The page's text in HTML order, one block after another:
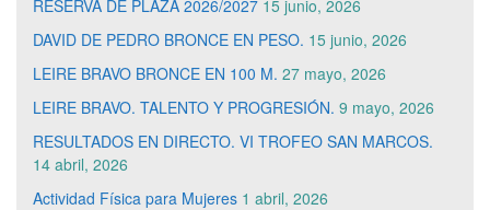
RESERVA DE PLAZA 2026/2027 15 junio, 2026
DAVID DE PEDRO BRONCE EN PESO. 15 junio, 2026
LEIRE BRAVO BRONCE EN 100 M. 27 mayo, 2026
LEIRE BRAVO. TALENTO Y PROGRESIÓN. 9 mayo, 2026
RESULTADOS EN DIRECTO. VI TROFEO SAN MARCOS.
14 abril, 2026
Actividad Física para Mujeres 1 abril, 2026